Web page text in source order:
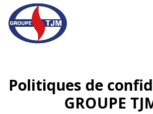
Politiques de
GROUPE